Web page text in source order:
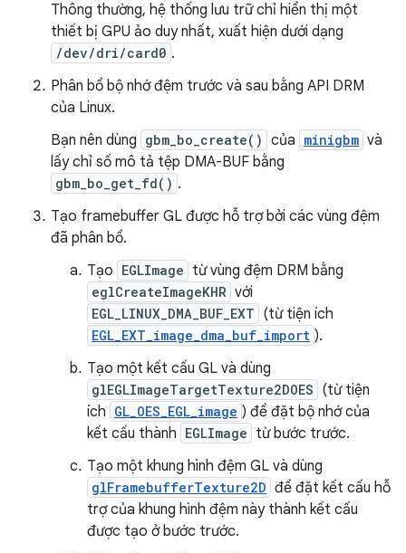
Thông thường, hệ thống lưu trữ chỉ hiển thị một
thiết bị GPU ảo duy nhất, xuất hiện dưới dạng
/dev/dri/card0 .
Phân bổ bộ nhớ đệm trước và sau bằng API DRM
của Linux.
Bạn nên dùng gbm_bo_create() của minigbm và
lấy chỉ số mô tả tệp DMA-BUF bằng
gbm_bo_get_fd() .
Tạo framebuffer GL được hỗ trợ bởi các vùng đệm
đã phân bổ.
Tạo EGLImage từ vùng đệm DRM bằng
eglCreateImageKHR với
EGL_LINUX_DMA_BUF_EXT (từ tiện ích
EGL_EXT_image_dma_buf_import ).
Tạo một kết cấu GL và dùng
glEGLImageTargetTexture2DOES (từ tiện
ích GL_OES_EGL_image ) để đặt bộ nhớ của
kết cấu thành EGLImage từ bước trước.
Tạo một khung hình đệm GL và dùng
glFramebufferTexture2D để đặt kết cấu hỗ
trợ của khung hình đệm này thành kết cấu
được tạo ở bước trước.